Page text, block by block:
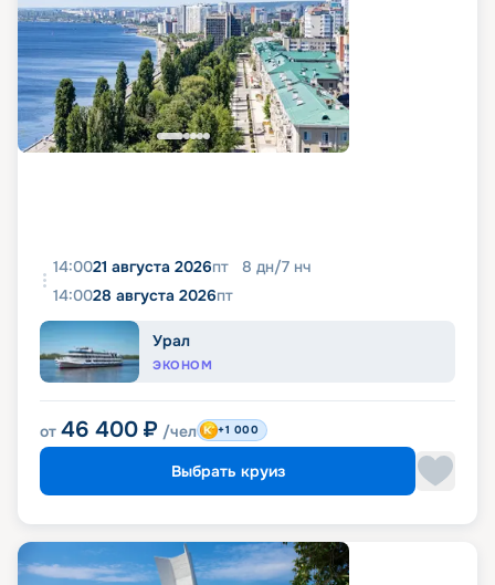
14:0021 августа 2026пт 8 дн/7 нч
14:0028 августа 2026пт
Урал
ЭКОНОМ
от 46 400 ₽ /чел +1 000
Выбрать круиз